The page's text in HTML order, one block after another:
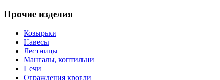
Прочие изделия
Козырьки
Навесы
Лестницы
Мангалы, коптильни
Печи
Ограждения кровли